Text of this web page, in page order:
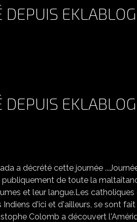
DEPUIS EKLABLOG
DEPUIS EKLABLOG
a décrété cette journée
de toute la
et leur langue.Les
d'ici et d'ailleurs, se sont
Colomb a découvert